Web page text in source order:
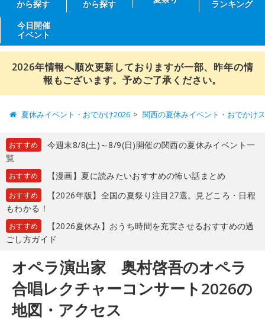
から探す
から探す
ランキング
今日開催
イベント
2026年情報へ順次更新しておりますが一部、昨年の情
報もございます。予めご了承ください。
夏休みイベント・おでかけ2026 関西の夏休みイベント・おでかけ
おすすめ
今週末8/8(土)～8/9(日)開催の関西の夏休みイベント一
覧
おすすめ 【漫画】夏に読みたいおすすめの怖い話まとめ
おすすめ
【2026年版】全国の夏祭り注目27選。見どころ・日程
もわかる！
おすすめ
【2026夏休み】おうち時間を充実させるおすすめの過
ごし方ガイド
オペラ演出家 奥村啓吾のオペラ
合唱レクチャーコンサート2026の
地図・アクセス